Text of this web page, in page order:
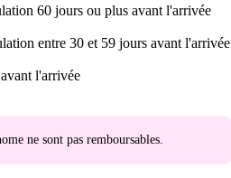
60 jours ou plus avant l'arrivée
entre 30 et 59 jours avant l'arrivée
l'arrivée
ne sont pas remboursables.